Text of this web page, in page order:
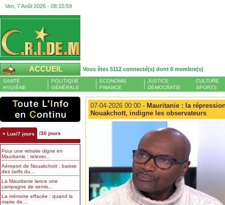
Ven, 7 Août 2026 - 08:15:59
ACCUEIL Vous êtes 5112 connecté(s) dont 0 membre(s)
SANTÉ
HYGIÈNE
POLITIQUE
GÉNÉRALE
ECONOMIE
FINANCE
JUSTICE
DÉMOCRATIE
CULTURE
SPORTS
+ Lus/7 jours /30 jours
Pour une retraite digne en
Mauritanie : relever...
Aéroport de Nouakchott : baisse
des tarifs du...
La Mauritanie lance une
campagne de semis...
La mémoire effacée : quand la
mairie de...
07-04-2026 00:00 - Mauritanie : la
Nouakchott, indigne les observateurs